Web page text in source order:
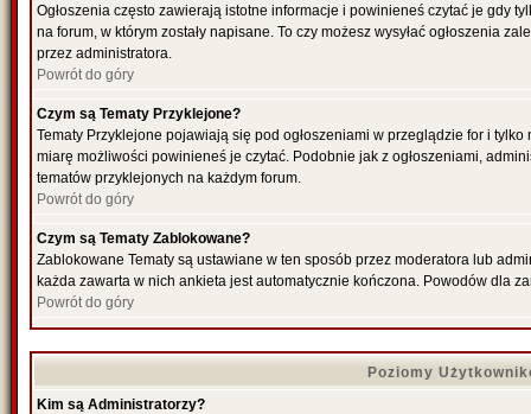
Ogłoszenia często zawierają istotne informacje i powinieneś czytać je gdy
na forum, w którym zostały napisane. To czy możesz wysyłać ogłoszenia
przez administratora.
Powrót do góry
Czym są Tematy Przyklejone?
Tematy Przyklejone pojawiają się pod ogłoszeniami w przeglądzie for i
miarę możliwości powinieneś je czytać. Podobnie jak z ogłoszeniami,
tematów przyklejonych na każdym forum.
Powrót do góry
Czym są Tematy Zablokowane?
Zablokowane Tematy są ustawiane w ten sposób przez moderatora lub
każda zawarta w nich ankieta jest automatycznie kończona. Powodów dla
Powrót do góry
Poziomy
Kim są Administratorzy?